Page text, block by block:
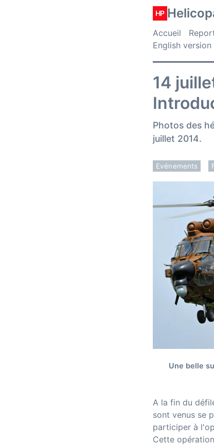
HP
Accueil
English version
14
Photos des
juillet 2014.
Evénements
Une belle
A la fin du
sont venus se
participer à
Cette